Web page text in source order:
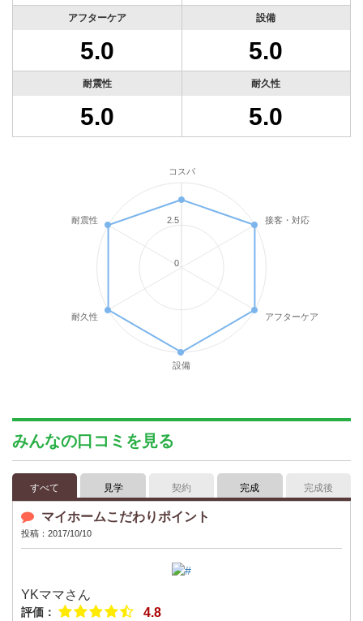
アフターケア
5.0
設備
5.0
耐震性
5.0
耐久性
5.0
コスパ
接客・対応
アフターケア
設備
耐久性
耐震性
0
2.5
みんなの口コミを見る
すべて 見学 契約 完成 完成後
マイホームこだわりポイント
投稿：2017/10/10
YKママさん
評価： 4.8